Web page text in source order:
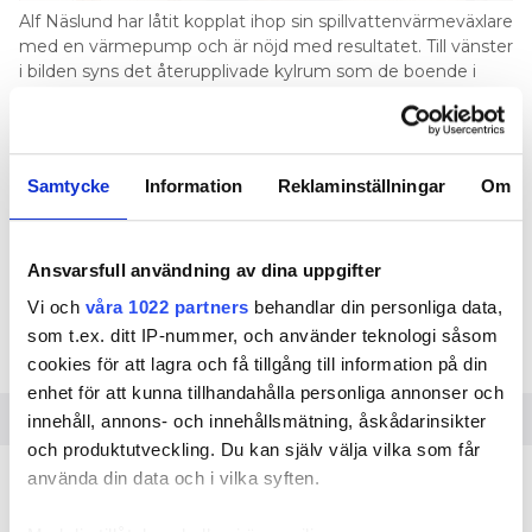
Samtycke Information Reklaminställningar Om
Ansvarsfull användning av dina uppgifter
Vi och våra 1022 partners behandlar din personliga data,
som t.ex. ditt IP-nummer, och använder teknologi såsom
cookies för att lagra och få tillgång till information på din
enhet för att kunna tillhandahålla personliga annonser och
innehåll, annons- och innehållsmätning, åskådarinsikter
och produktutveckling. Du kan själv välja vilka som får
använda din data och i vilka syften.
%
Källa: Svenska Kyl & Värmepumpföreningen
Alf Näslund har låtit kopplat ihop sin spillvattenvärmeväxlare
med en värmepump och är nöjd med resultatet. Till vänster
i bilden syns det återupplivade kylrum som de boende i
projekt, nu kan använda igen. Foto: Privat/Jonas Forsberg
egentillverkade spillvattenvärmeväxlare till en
skafferi i ett gammalt kylrum.
TEXT
SOFIE BÅTMÄSTAR
sofie.batmastar@elinstallatoren.se
ARTIKELN I KORTHET